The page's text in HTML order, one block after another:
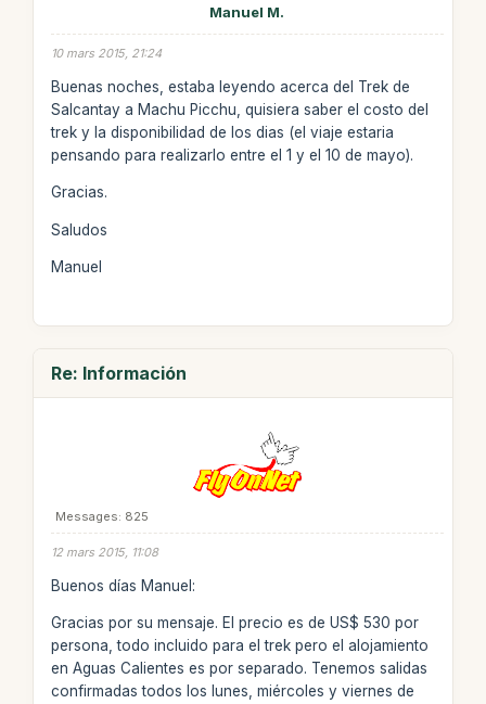
Manuel M.
10 mars 2015, 21:24
Buenas noches, estaba leyendo acerca del Trek de
Salcantay a Machu Picchu, quisiera saber el costo del
trek y la disponibilidad de los dias (el viaje estaria
pensando para realizarlo entre el 1 y el 10 de mayo).
Gracias.
Saludos
Manuel
Re: Información
Messages: 825
12 mars 2015, 11:08
Buenos días Manuel:
Gracias por su mensaje. El precio es de US$ 530 por
persona, todo incluido para el trek pero el alojamiento
en Aguas Calientes es por separado. Tenemos salidas
confirmadas todos los lunes, miércoles y viernes de